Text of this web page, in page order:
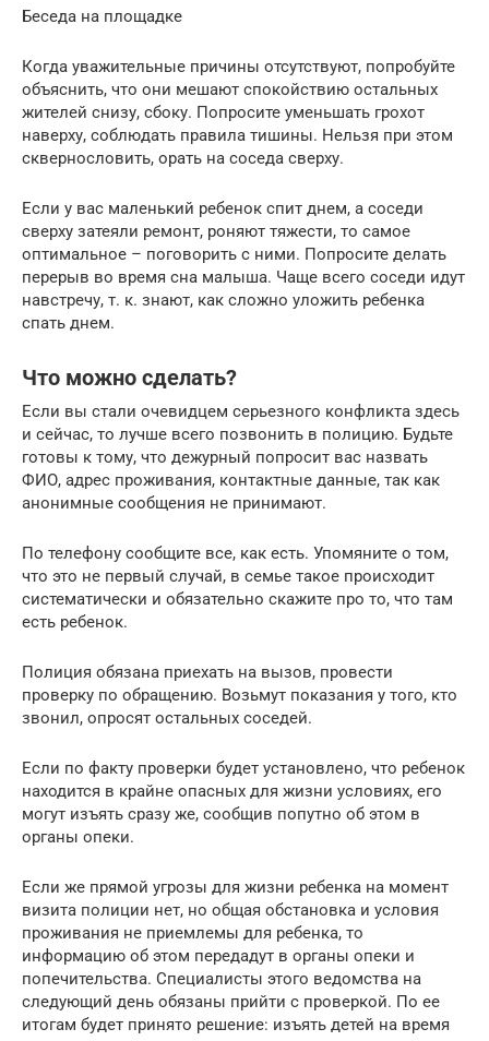
Беседа на площадке
Когда уважительные причины отсутствуют, попробуйте
объяснить, что они мешают спокойствию остальных
жителей снизу, сбоку. Попросите уменьшать грохот
наверху, соблюдать правила тишины. Нельзя при этом
сквернословить, орать на соседа сверху.
Если у вас маленький ребенок спит днем, а соседи
сверху затеяли ремонт, роняют тяжести, то самое
оптимальное – поговорить с ними. Попросите делать
перерыв во время сна малыша. Чаще всего соседи идут
навстречу, т. к. знают, как сложно уложить ребенка
спать днем.
Что можно сделать?
Если вы стали очевидцем серьезного конфликта здесь
и сейчас, то лучше всего позвонить в полицию. Будьте
готовы к тому, что дежурный попросит вас назвать
ФИО, адрес проживания, контактные данные, так как
анонимные сообщения не принимают.
По телефону сообщите все, как есть. Упомяните о том,
что это не первый случай, в семье такое происходит
систематически и обязательно скажите про то, что там
есть ребенок.
Полиция обязана приехать на вызов, провести
проверку по обращению. Возьмут показания у того, кто
звонил, опросят остальных соседей.
Если по факту проверки будет установлено, что ребенок
находится в крайне опасных для жизни условиях, его
могут изъять сразу же, сообщив попутно об этом в
органы опеки.
Если же прямой угрозы для жизни ребенка на момент
визита полиции нет, но общая обстановка и условия
проживания не приемлемы для ребенка, то
информацию об этом передадут в органы опеки и
попечительства. Специалисты этого ведомства на
следующий день обязаны прийти с проверкой. По ее
итогам будет принято решение: изъять детей на время